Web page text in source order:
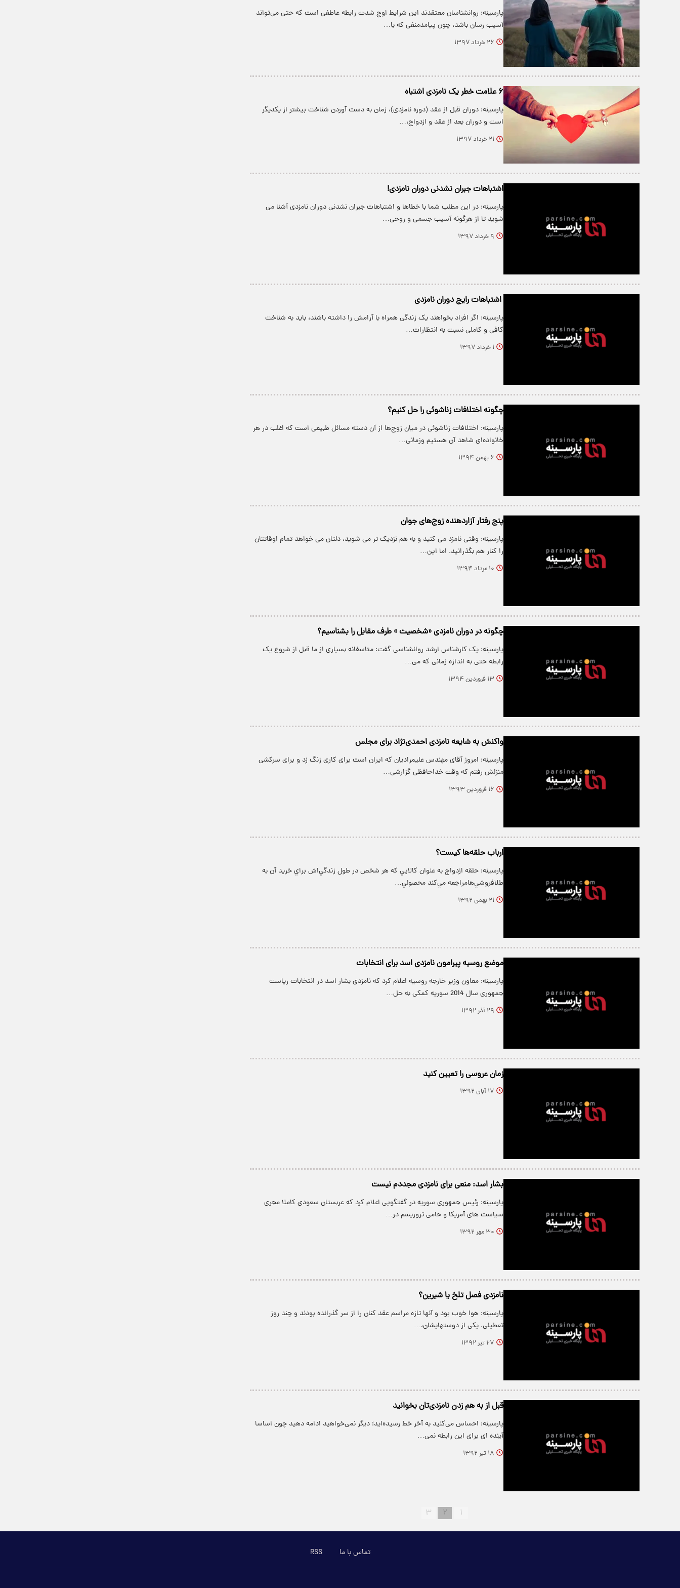
پارسینه: روانشناسان معتقدند این شرایط اوج شدت رابطه عاطفی است که حتی می‌تواند
آسیب رسان باشد، چون پیامدمنفی که با…
۲۶ خرداد ۱۳۹۷
۶ علامت خطر یک نامزدی اشتباه
پارسینه: دوران قبل از عقد (دوره نامزدی)، زمان به دست آوردن شناخت بیشتر از یکدیگر
است و دوران بعد از عقد و ازدواج،…
۲۱ خرداد ۱۳۹۷
اشتباهات جبران نشدنی دوران نامزدی!
پارسینه: در این مطلب شما با خطاها و اشتباهات جبران نشدنی دوران نامزدی آشنا می
شوید تا از هرگونه آسیب جسمی و روحی…
۹ خرداد ۱۳۹۷
اشتباهات رایج دوران نامزدی
پارسینه: اگر افراد بخواهند یک زندگی همراه با آرامش را داشته باشند، باید به شناخت
کافی و کاملی نسبت به انتظارات…
۱ خرداد ۱۳۹۷
چگونه اختلافات زناشوئی را حل کنیم؟
پارسینه: اختلافات زناشوئی در میان زوج‌ها از آن دسته مسائل طبیعی است که اغلب در هر
خانواده‌ای شاهد آن هستیم وزمانی…
۶ بهمن ۱۳۹۴
پنج رفتار آزاردهنده زوج‌های جوان
پارسینه: وقتی نامزد می کنید و به هم نزدیک تر می شوید، دلتان می خواهد تمام اوقاتتان
را کنار هم بگذرانید. اما این…
۱۰ مرداد ۱۳۹۴
چگونه در دوران نامزدی «شخصیت » طرف مقابل را بشناسیم؟
پارسینه: یک کارشناس ارشد روانشناسی گفت: متاسفانه بسیاری از ما قبل از شروع یک
رابطه حتی به اندازه زمانی که می…
۱۳ فروردین ۱۳۹۴
واکنش به شایعه نامزدی احمدی‌نژاد برای مجلس
پارسینه: امروز آقای مهندس علیمرادیان که ایران است برای کاری زنگ زد و برای سرکشی
منزلش رفتم که وقت خداحافظی گزارشی…
۱۶ فروردین ۱۳۹۳
ارباب حلقه‌ها كيست؟
پارسینه: حلقه ازدواج به عنوان كالايي كه هر شخص در طول زندگي‌اش براي خريد آن به
طلافروشي‌هامراجعه مي‌كند محصولي…
۲۱ بهمن ۱۳۹۲
موضع‌ روسیه‌ پیرامون‌ نامزدی‌ اسد‌ برای انتخابات
پارسینه: معاون وزیر خارجه روسیه اعلام کرد که نامزدی بشار اسد در انتخابات ریاست
جمهوری سال 2014 سوریه کمکی به حل…
۲۹ آذر ۱۳۹۲
زمان عروسی را تعیین کنید
۱۷ آبان ۱۳۹۲
بشار اسد: منعی برای نامزدی مجددم نیست
پارسینه: رئیس جمهوری سوریه در گفتگویی اعلام کرد که عربستان سعودی کاملا مجری
سیاست های آمریکا و حامی تروریسم در…
۳۰ مهر ۱۳۹۲
نامزدی فصل تلخ یا شیرین؟
پارسینه: هوا خوب بود و آنها تازه مراسم عقد کنان را از سر گذرانده بودند و چند روز
تعطیلی. یکی از دوستهایشان،…
۲۷ تیر ۱۳۹۲
قبل از به هم زدن نامزدی‌تان بخوانید
پارسینه: احساس می‌کنید به آخر خط رسیده‌اید؛ دیگر نمی‌خواهید ادامه دهید چون اساسا
آینده ای برای این رابطه نمی…
۱۸ تیر ۱۳۹۲
۱ ۲ ۳
تماس با ما RSS